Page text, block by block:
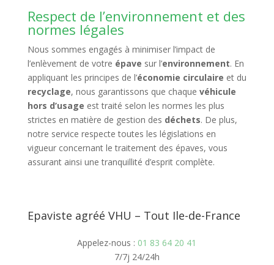
Respect de l’environnement et des
normes légales
Nous sommes engagés à minimiser l’impact de
l’enlèvement de votre épave sur l’environnement. En
appliquant les principes de l’économie circulaire et du
recyclage, nous garantissons que chaque véhicule
hors d’usage est traité selon les normes les plus
strictes en matière de gestion des déchets. De plus,
notre service respecte toutes les législations en
vigueur concernant le traitement des épaves, vous
assurant ainsi une tranquillité d’esprit complète.
Epaviste agréé VHU – Tout Ile-de-France
Appelez-nous : 01 83 64 20 41
7/7j 24/24h